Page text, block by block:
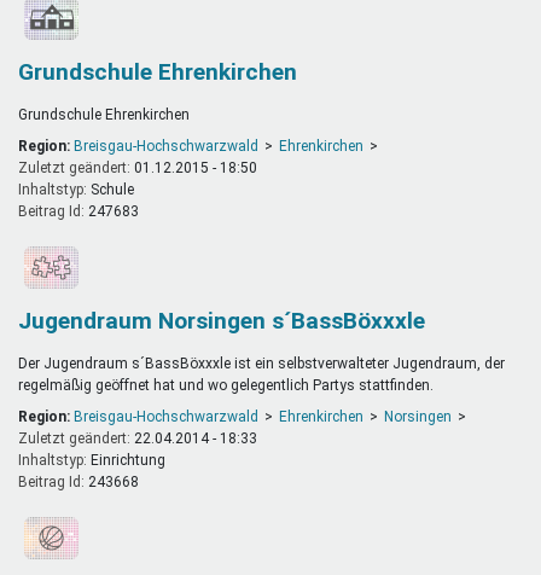
Grundschule Ehrenkirchen
Grundschule Ehrenkirchen
Region: Breisgau-Hochschwarzwald
Ehrenkirchen
Zuletzt geändert: 01.12.2015 - 18:50
Inhaltstyp:
schule
Beitrag Id: 247683
Jugendraum Norsingen s´BassBöxxxle
Der Jugendraum s´BassBöxxxle ist ein selbstverwalteter Jugendraum, der
regelmäßig geöffnet hat und wo gelegentlich Partys stattfinden.
Region: Breisgau-Hochschwarzwald Ehrenkirchen
Norsingen
Zuletzt geändert: 22.04.2014 - 18:33
Inhaltstyp:
einrichtung
Beitrag Id: 243668